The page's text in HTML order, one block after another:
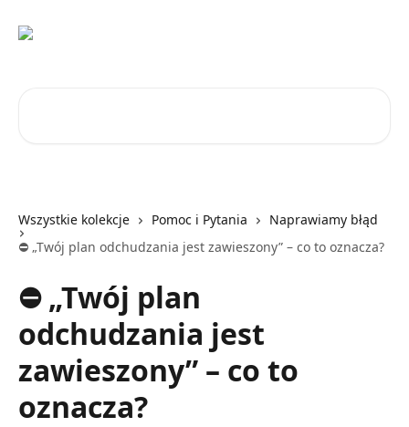
Wszystkie kolekcje Pomoc i Pytania
Naprawiamy błąd
⛔️ „Twój plan odchudzania jest zawieszony” – co to oznacza?
⛔️ „Twój plan
odchudzania jest
zawieszony” – co to
oznacza?